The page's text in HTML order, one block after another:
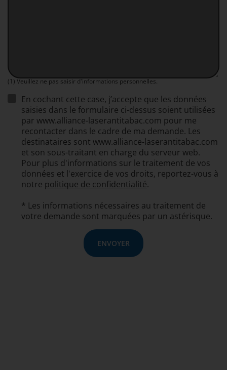
(1) Veuillez ne pas saisir d'informations personnelles.
En cochant cette case, j’accepte que les données
saisies dans le formulaire ci-dessus soient utilisées
par www.alliance-laserantitabac.com pour me
recontacter dans le cadre de ma demande. Les
destinataires sont www.alliance-laserantitabac.com
et son sous-traitant en charge du serveur web.
Pour plus d'informations sur le traitement de vos
données et l'exercice de vos droits, reportez-vous à
notre politique de confidentialité.
* Les informations nécessaires au traitement de
votre demande sont marquées par un astérisque.
ENVOYER